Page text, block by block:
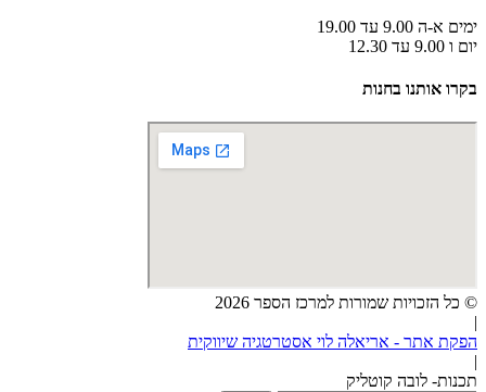
ימים א-ה 9.00 עד 19.00
יום ו 9.00 עד 12.30
בקרו אותנו בחנות
© כל הזכויות שמורות למרכז הספר 2026
|
הפקת אתר - אריאלה לוי אסטרטגיה שיווקית
|
תכנות- לובה קוטליק